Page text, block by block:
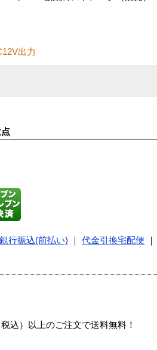
出力
銀行振込(前払い) 代金引換宅配便
込）以上のご注文で送料無料！